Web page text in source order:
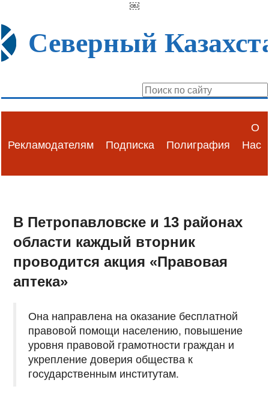
￼
Северный
Рекламодателям Подписка Полиграфия
О
Нас
В Петропавловске и 13 районах
области каждый вторник
проводится акция «Правовая
аптека»
Она направлена на оказание бесплатной
правовой помощи населению, повышение
уровня правовой грамотности граждан и
укрепление доверия общества к
государственным институтам.